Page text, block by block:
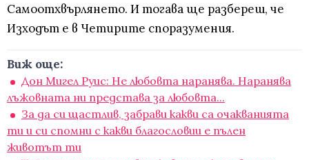
Самоотхвърлянето. И тогава ще разбереш, че
Изходът е в Четирите споразумения.
Виж още:
Дон Мигел Руис: Не любовта наранява. Наранява
лъжовната ни представа за любовта...
За да си щастлив, забрави какви са очакванията
ти и си спомни с какви благословии е пълен
животът ти